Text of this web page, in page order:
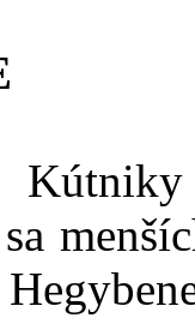
sa